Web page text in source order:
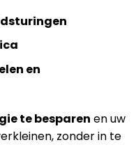
en
te besparen en uw
zonder in te